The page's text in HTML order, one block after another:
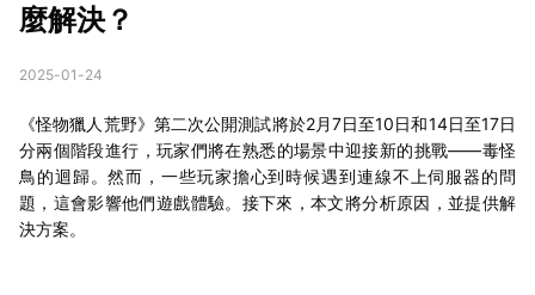
麼解決？
2025-01-24
《怪物獵人荒野》第二次公開測試將於2月7日至10日和14日至17日
分兩個階段進行，玩家們將在熟悉的場景中迎接新的挑戰——毒怪
鳥的迴歸。然而，一些玩家擔心到時候遇到連線不上伺服器的問
題，這會影響他們遊戲體驗。接下來，本文將分析原因，並提供解
決方案。